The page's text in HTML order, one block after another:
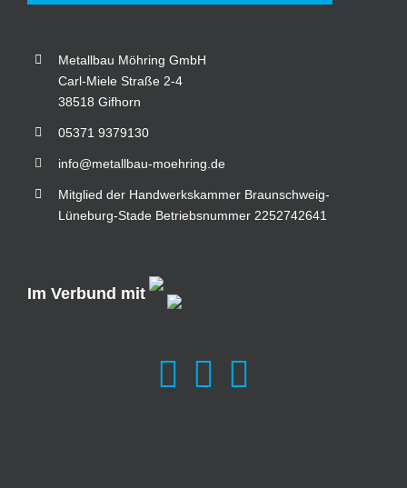
Metallbau Möhring GmbH
Carl-Miele Straße 2-4
38518 Gifhorn
05371 9379130
info@metallbau-moehring.de
Mitglied der Handwerkskammer Braunschweig-
Lüneburg-Stade Betriebsnummer 2252742641
Im Verbund mit